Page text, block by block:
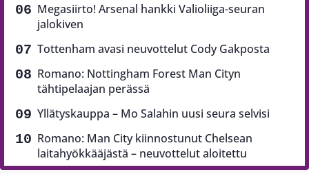
Megasiirto! Arsenal hankki Valioliiga-seuran
jalokiven
Tottenham avasi neuvottelut Cody Gakposta
Romano: Nottingham Forest Man Cityn
tähtipelaajan perässä
Yllätyskauppa – Mo Salahin uusi seura selvisi
Romano: Man City kiinnostunut Chelsean
laitahyökkääjästä – neuvottelut aloitettu